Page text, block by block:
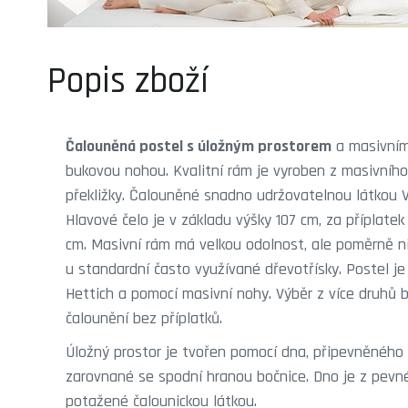
Popis zboží
Čalouněná postel s úložným prostorem a
bukovou nohou. Kvalitní rám je vyroben z
překližky. Čalouněné snadno udržovatelnou látkou
Hlavové čelo je v základu výšky 107 cm, za
cm. Masivní rám má velkou odolnost, ale poměrně
u standardní často využívané dřevotřísky. Postel
Hettich a pomocí masivní nohy. Výběr z více druhů
čalounění bez příplatků.
Úložný prostor je tvořen pomocí dna,
zarovnané se spodní hranou bočnice. Dno je z
potažené čalounickou látkou.